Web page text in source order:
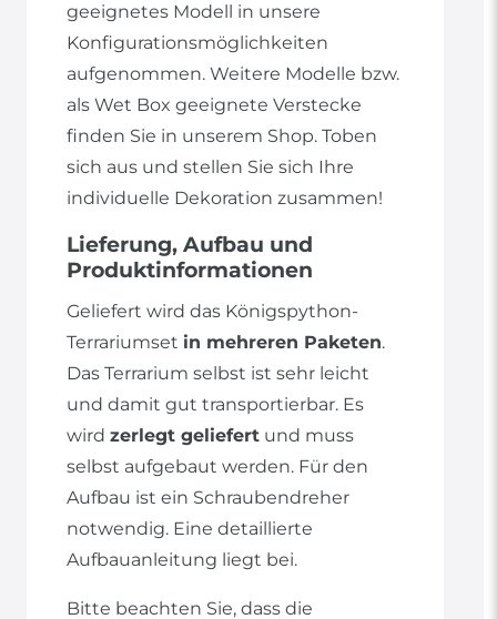
geeignetes Modell in unsere
Konfigurationsmöglichkeiten
aufgenommen. Weitere Modelle bzw.
als Wet Box geeignete Verstecke
finden Sie in unserem Shop. Toben
sich aus und stellen Sie sich Ihre
individuelle Dekoration zusammen!
Lieferung, Aufbau und
Produktinformationen
Geliefert wird das Königspython-
Terrariumset in mehreren Paketen.
Das Terrarium selbst ist sehr leicht
und damit gut transportierbar. Es
wird zerlegt geliefert und muss
selbst aufgebaut werden. Für den
Aufbau ist ein Schraubendreher
notwendig. Eine detaillierte
Aufbauanleitung liegt bei.
Bitte beachten Sie, dass die